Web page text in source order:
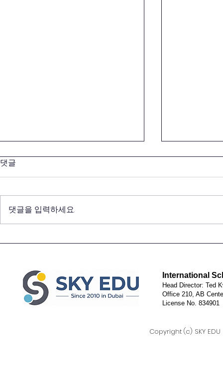
댓글
댓글을 입력하세요.
International
Head Director: Ted
Office 210, AB
License No. 834901
Copyright (c) SKY EDU